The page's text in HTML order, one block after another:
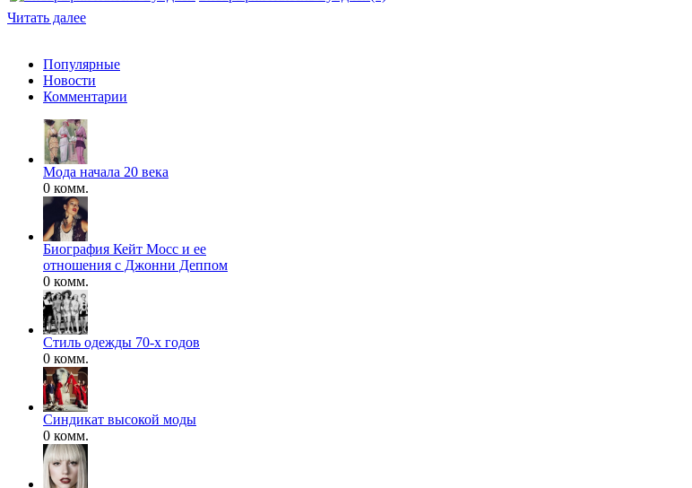
Читать далее
Популярные
Новости
Комментарии
Мода начала 20 века
0 комм.
Биография Кейт Мосс и ее
отношения с Джонни Деппом
0 комм.
Стиль одежды 70-х годов
0 комм.
Синдикат высокой моды
0 комм.